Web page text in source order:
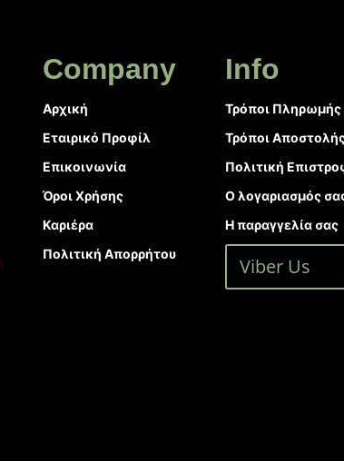
Company
Αρχική
Εταιρικό Προφίλ
Επικοινωνία
Όροι Χρήσης
Καριέρα
Πολιτική Απορρήτου
Info
Τρόποι Πληρωμής
Τρόποι
Πολιτική
Ο λογαριασμός
Η παραγγελία σας
Viber Us